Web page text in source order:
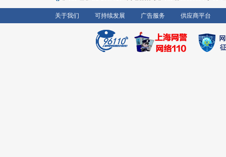
关于我们 可持续发展 广告服务 供应商平台